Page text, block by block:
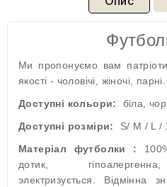
Ми пропонуємо вам
якості - чоловічі, жіночі, парні.
Доступні кольори:
біла,
Доступні розміри:
S/ M / L /
Матеріал футболки :
дотик,
электризується. Відмінна